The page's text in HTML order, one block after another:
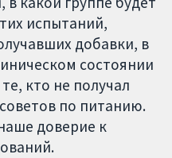
испытаний,
добавки, в
состоянии
кто не получал
по питанию.
доверие к